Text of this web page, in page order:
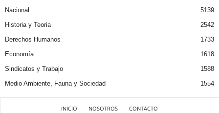
Nacional
5139
Historia y Teoria
2542
Derechos Humanos
1733
Economía
1618
Sindicatos y Trabajo
1588
Medio Ambiente, Fauna y Sociedad
1554
INICIO NOSOTROS
CONTACTO